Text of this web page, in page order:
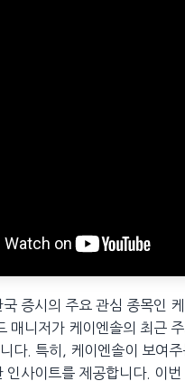
증시의 주요 관심 종목인
매니저가 케이엔솔의 최근
다. 특히, 케이엔솔이 보여
인사이트를 제공합니다. 이